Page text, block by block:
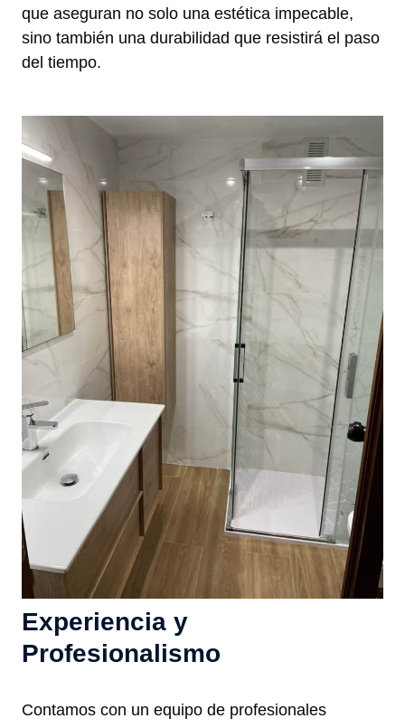
que aseguran no solo una estética impecable,
sino también una durabilidad que resistirá el paso
del tiempo.
Experiencia y
Profesionalismo
Contamos con un equipo de profesionales